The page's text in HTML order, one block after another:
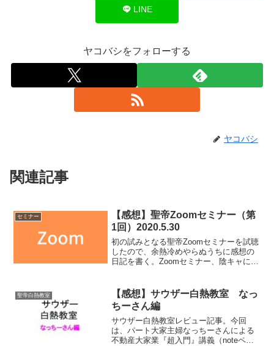
LINE
ヤコバシをフォローする
ヤコバシ
関連記事
セミナー
【感想】聖帝Zoomセミナー（第
1回）2020.5.30
初の試みとなる聖帝Zoomセミナーを試聴
したので、余熱冷めやらぬうちに感想の
日記を書く。Zoomセミナー、陰キャには
る。僕は昨年の東京セミナー（リアル会
場に赴く）に...
聖帝白熱教室
【感想】サウザー白熱教室 なっ
ちーさん編
サウザー白熱教室レビュー記事。今回
は、パート大家主婦なっちーさんによる
不動産大家業『超入門』講義（noteペー